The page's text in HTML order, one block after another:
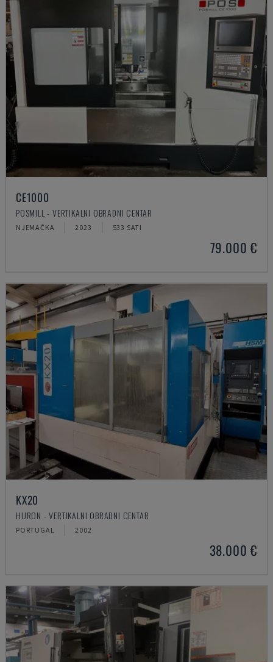
CE1000
POSMILL - VERTIKALNI OBRADNI CENTAR
NJEMAČKA 2023 533 SATI
79.000 €
KX20
HURON - VERTIKALNI OBRADNI CENTAR
PORTUGAL 2002
38.000 €